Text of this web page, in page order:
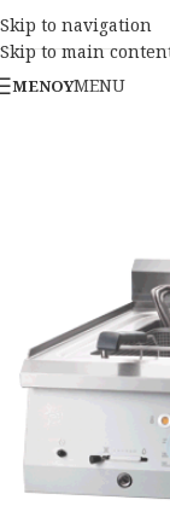
Skip to navigation
Skip to main
ΜΕΝΟΎMENU